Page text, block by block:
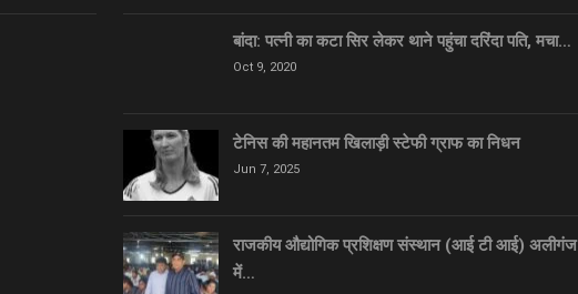
बांदा: पत्नी का कटा सिर लेकर थाने पहुंचा दरिंदा पति, मचा…
Oct 9, 2020
टेनिस की महानतम खिलाड़ी स्टेफी ग्राफ का निधन
Jun 7, 2025
राजकीय औद्योगिक प्रशिक्षण संस्थान (आई टी आई) अलीगंज
में…